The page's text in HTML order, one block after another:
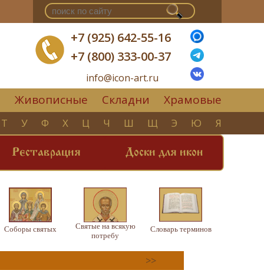
+7 (925) 642-55-16
+7 (800) 333-00-37
info@icon-art.ru
Живописные Складни Храмовые
Т У Ф Х Ц Ч Ш Щ Э Ю Я
Реставрация Доски для икон
Соборы святых
Святые на всякую
потребу
Словарь терминов
>>